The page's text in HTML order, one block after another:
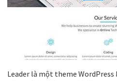
Leader là một theme WordPress